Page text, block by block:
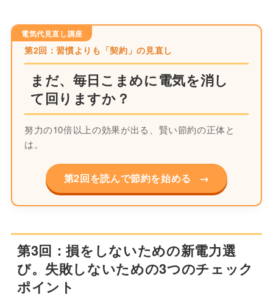
電気代見直し講座
第2回：習慣よりも「契約」の見直し
まだ、毎日こまめに電気を消し
て回りますか？
努力の10倍以上の効果が出る、賢い節約の正体と
は。
第2回を読んで節約を始める →
第3回：損をしないための新電力選
び。失敗しないための3つのチェック
ポイント